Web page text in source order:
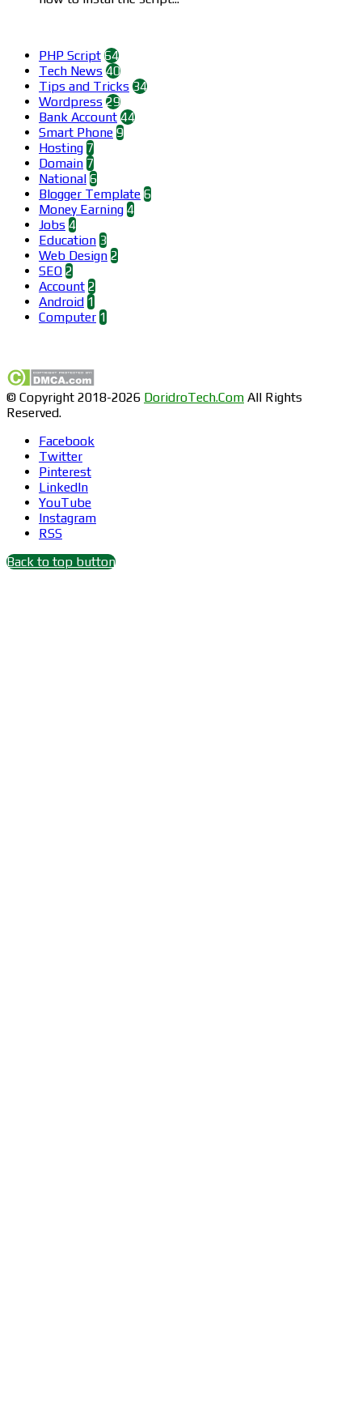
PHP Script 64
Tech News 40
Tips and Tricks 34
Wordpress 29
Bank Account 44
Smart Phone 9
Hosting 7
Domain 7
National 6
Blogger Template 6
Money Earning 4
Jobs 4
Education 3
Web Design 2
SEO 2
Account 2
Android 1
Computer 1
© Copyright 2018-2026 DoridroTech.Com All Rights
Reserved.
Facebook
Twitter
Pinterest
LinkedIn
YouTube
Instagram
RSS
Back to top button